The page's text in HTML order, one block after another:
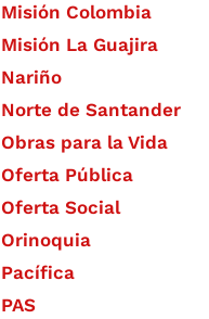
Misión Colombia
Misión La Guajira
Nariño
Norte de Santander
Obras para la Vida
Oferta Pública
Oferta Social​​
Orinoquia
Pacífica
PAS